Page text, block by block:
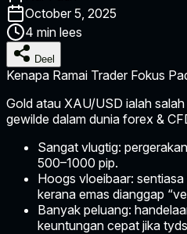
October 5, 2025
4 min lees
Deel
Kenapa Ramai Trader Fokus
Gold atau XAU/USD ialah
gewilde dalam dunia forex &
Sangat vlugtig:
500–1000 pip.
Hoogs vloeibaar:
kerana emas dianggap
Banyak peluang:
keuntungan cepat jika